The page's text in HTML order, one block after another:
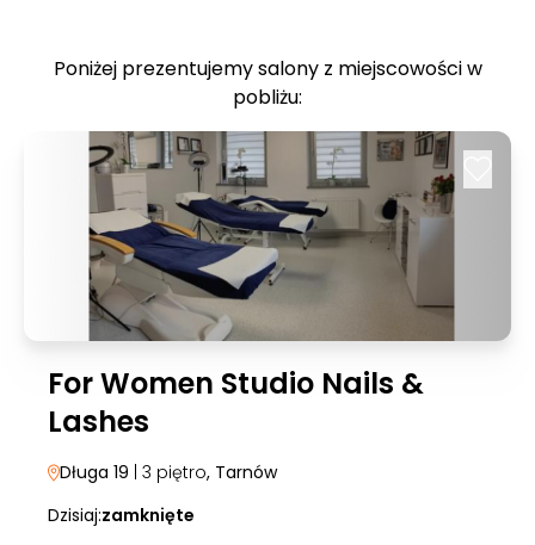
Poniżej prezentujemy salony z miejscowości w
pobliżu:
For Women Studio Nails &
Lashes
Długa 19 | 3 piętro, Tarnów
Dzisiaj:zamknięte